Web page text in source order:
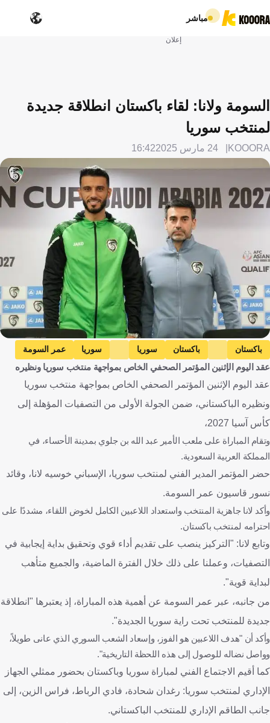
مباشر
إعلان
السومة ولانا: لقاء باكستان انطلاقة جديدة
لمنتخب سوريا
KOOORA 24 مارس 2025 16:42
باكستان باكستان سوريا سوريا
عمر السومة
إسبانيا
كرة قدم
عقد اليوم الإثنين المؤتمر الصحفي الخاص بمواجهة منتخب سوريا ونظيره
عقد اليوم الإثنين المؤتمر الصحفي الخاص بمواجهة منتخب سوريا
ونظيره الباكستاني، ضمن الجولة الأولى من التصفيات المؤهلة إلى
كأس آسيا 2027،
وتقام المباراة على ملعب الأمير عبد الله بن جلوي بمدينة الأحساء، في
المملكة العربية السعودية.
حضر المؤتمر المدير الفني لمنتخب سوريا، الإسباني خوسيه لانا، وقائد
نسور قاسيون عمر السومة.
وأكد لانا جاهزية المنتخب واستعداد اللاعبين الكامل لخوض اللقاء، مشددًا على
احترامه لمنتخب باكستان.
وتابع لانا: "التركيز ينصب على تقديم أداء قوي وتحقيق بداية إيجابية في
التصفيات، وعملنا على ذلك خلال الفترة الماضية، والجميع متأهب
لبداية قوية".
من جانبه، عبر عمر السومة عن أهمية هذه المباراة، إذ يعتبرها "انطلاقة
جديدة للمنتخب تحت راية سوريا الجديدة".
وأكد أن "هدف اللاعبين هو الفوز، وإسعاد الشعب السوري الذي عانى طويلاً،
وواصل نضاله للوصول إلى هذه اللحظة التاريخية".
كما أقيم الاجتماع الفني لمباراة سوريا وباكستان بحضور ممثلي الجهاز
الإداري لمنتخب سوريا: رغدان شحادة، فادي الرباط، فراس الزين، إلى
جانب الطاقم الإداري للمنتخب الباكستاني.